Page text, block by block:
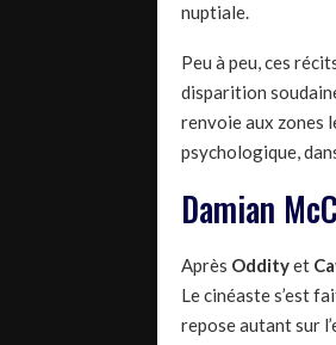
nuptiale.
Peu à peu, ces
disparition
renvoie aux zones
psychologique,
Damian
Après Oddityet
Le cinéaste s’est
repose autant sur